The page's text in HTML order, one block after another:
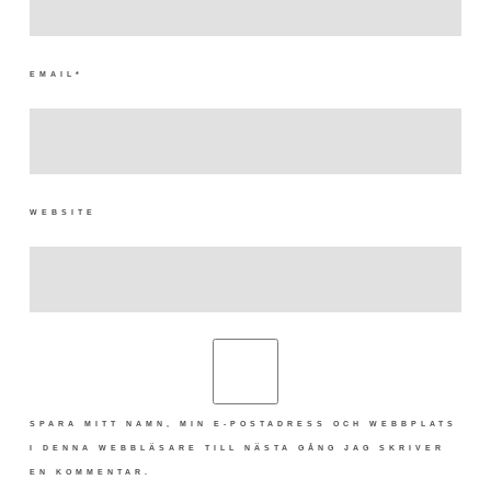
EMAIL *
WEBSITE
SPARA MITT NAMN, MIN E-POSTADRESS OCH WEBBPLATS
I DENNA WEBBLÄSARE TILL NÄSTA GÅNG JAG SKRIVER
EN KOMMENTAR.